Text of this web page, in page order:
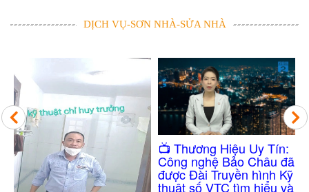
DỊCH VỤ-SƠN NHÀ-SỬA NHÀ
​📺 Thương Hiệu Uy Tín:
Công nghệ Bảo Châu đã
được Đài Truyền hình Kỹ
thuật số VTC tìm hiểu và
Công Nghệ Chống
Thấm Nhà Vệ Sinh
Không Cần Đục Gạch